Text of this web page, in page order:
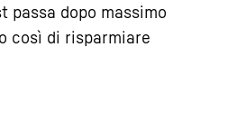
passa dopo massimo
così di risparmiare